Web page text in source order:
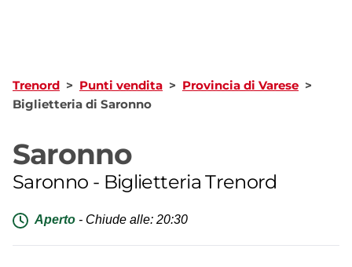
Trenord > Punti vendita > Provincia di Varese >
Biglietteria di Saronno
Saronno
Saronno - Biglietteria Trenord
Aperto - Chiude alle: 20:30